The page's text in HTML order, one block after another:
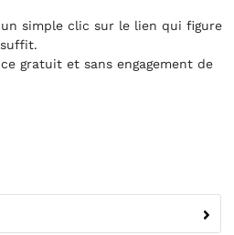
simple clic sur le lien qui figure
gratuit et sans engagement de